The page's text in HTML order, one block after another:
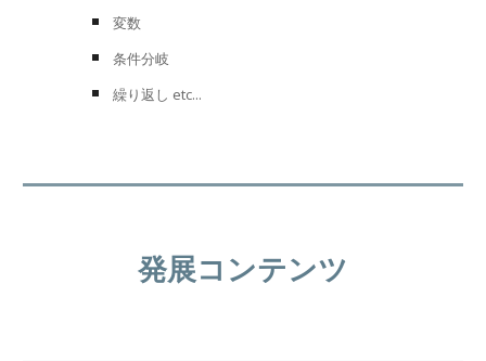
変数
条件分岐
繰り返し etc...
発展コンテンツ